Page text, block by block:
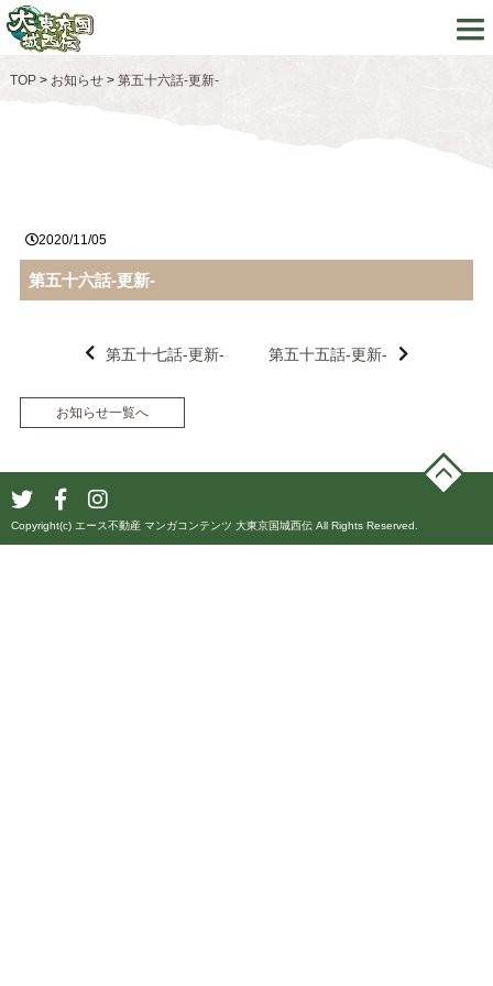
TOP> お知らせ> 第五十六話-更新-
2020/11/05
第五十六話-更新-
第五十七話-更新- 第五十五話-更新-
お知らせ一覧へ
Copyright(c) エース不動産 マンガコンテンツ 大東京国城西伝 All Rights Reserved.